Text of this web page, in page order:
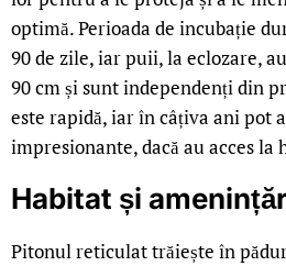
optimă. Perioada de incubație
90 de zile, iar puii, la eclozare,
90 cm și sunt independenți din
este rapidă, iar în câțiva ani pot
impresionante, dacă au acces la
Habitat și
Pitonul reticulat trăiește în